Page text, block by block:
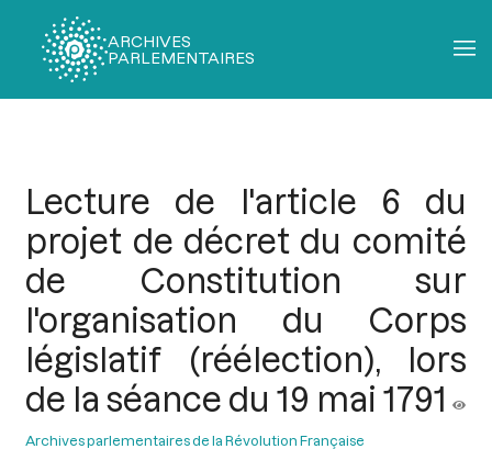
ARCHIVES
PARLEMENTAIRES
Lecture de l'article 6 du
projet de décret du comité
de Constitution sur
l'organisation du Corps
législatif (réélection), lors
de la séance du 19 mai 1791
Archives parlementaires de la Révolution Française